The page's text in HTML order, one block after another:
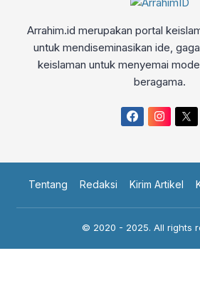
Arrahim.id merupakan portal
untuk mendiseminasikan ide,
keislaman untuk menyemai
beragama.
Tentang Redaksi Kirim Artikel
© 2020 - 2025. All rights